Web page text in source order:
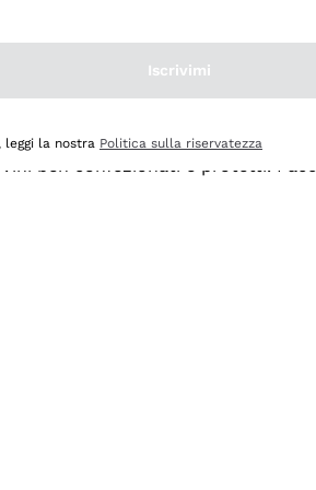
ben confezionati e protetti.
Iscrivimi
leggi la nostra Politica sulla riservatezza